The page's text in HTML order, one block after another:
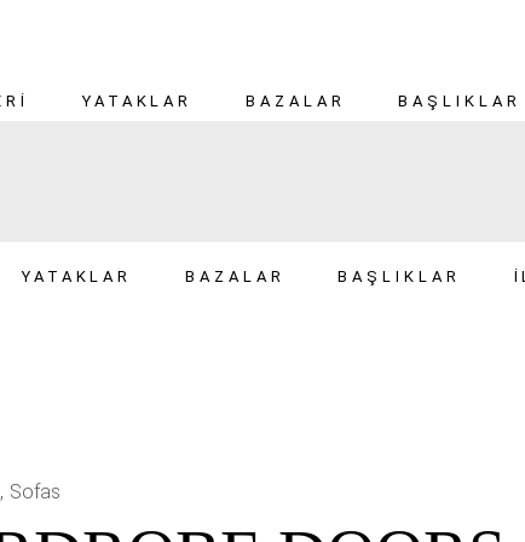
YATAKLAR BAZALAR BAŞLIKLAR
YATAKLAR BAZALAR BAŞLIKLAR
Sofas